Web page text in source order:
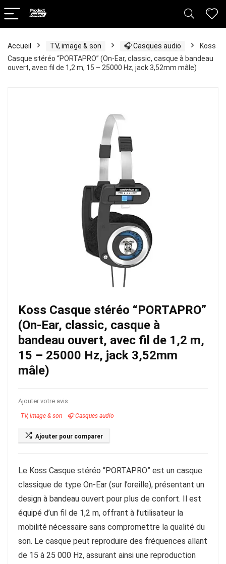
Accueil TV, image & son 🎧 Casques audio
Koss
Casque stéréo “PORTAPRO” (On-Ear, classic, casque à bandeau
ouvert, avec fil de 1,2 m, 15 – 25000 Hz, jack 3,52mm mâle)
Koss Casque stéréo “PORTAPRO”
(On-Ear, classic, casque à
bandeau ouvert, avec fil de 1,2 m,
15 – 25000 Hz, jack 3,52mm
mâle)
Ajouter votre avis
TV, image & son 🎧 Casques audio
Ajouter pour comparer
Le Koss Casque stéréo “PORTAPRO” est un casque
classique de type On-Ear (sur l’oreille), présentant un
design à bandeau ouvert pour plus de confort. Il est
équipé d’un fil de 1,2 m, offrant à l’utilisateur la
mobilité nécessaire sans compromettre la qualité du
son. Le casque peut reproduire des fréquences allant
de 15 à 25 000 Hz, assurant ainsi une reproduction